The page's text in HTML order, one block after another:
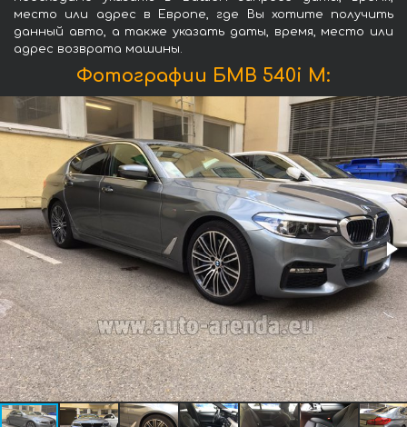
место или адрес в Европе, где Вы хотите получить
данный авто, а также указать даты, время, место или
адрес возврата машины.
Фотографии БМВ 540i M: